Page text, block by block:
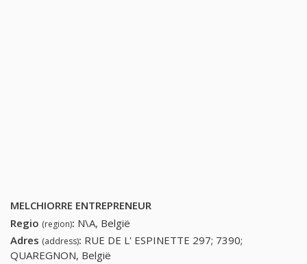
MELCHIORRE ENTREPRENEUR
Regio (region): N\A, België
Adres (address): RUE DE L' ESPINETTE 297; 7390;
QUAREGNON, België